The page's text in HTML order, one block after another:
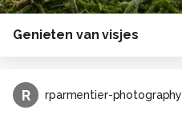
Genieten van visjes
R rparmentier-photography